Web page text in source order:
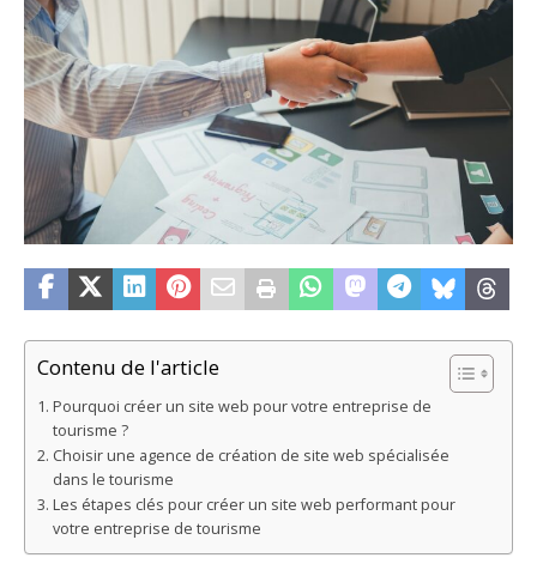
Contenu de l'article
Pourquoi créer un site web pour votre entreprise de
tourisme ?
Choisir une agence de création de site web spécialisée
dans le tourisme
Les étapes clés pour créer un site web performant pour
votre entreprise de tourisme